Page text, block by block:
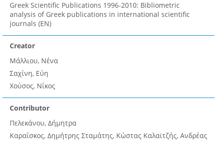
Greek Scientific Publications 1996-2010: Bibliometric
analysis of Greek publications in international scientific
journals (EN)
Creator
Μάλλιου, Νένα
Σαχίνη, Εύη
Χούσος, Νίκος
Contributor
Πελεκάνου, Δήμητρα
Καραΐσκος, Δημήτρης Σταμάτης, Κώστας Καλαϊτζής, Ανδρέας